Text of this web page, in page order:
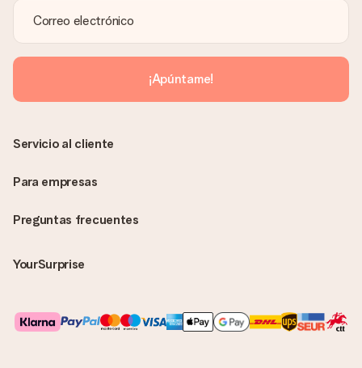
¡Apúntame!
Preguntas frecuentes
YourSurprise
Servicio al cliente
Para empresas